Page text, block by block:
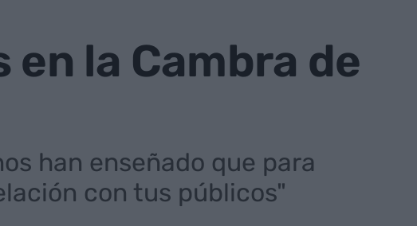
la Cambra de
han enseñado que para
con tus públicos"